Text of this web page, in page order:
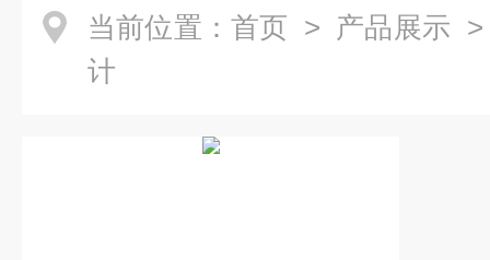
当前位置： 首页 > 产品展示
计